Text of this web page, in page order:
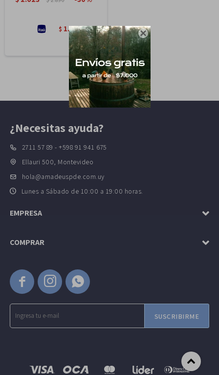

$ 1.720
  
SUSCRIBIRME
¿Necesitas ayuda?
2711 57 89 - +598 91 941 675
Ellauri 500, Montevideo
hola@amadeuspde.com.uy
Lunes a Sábado de 10:00 a 19:00 horas.
EMPRESA
COMPRAR